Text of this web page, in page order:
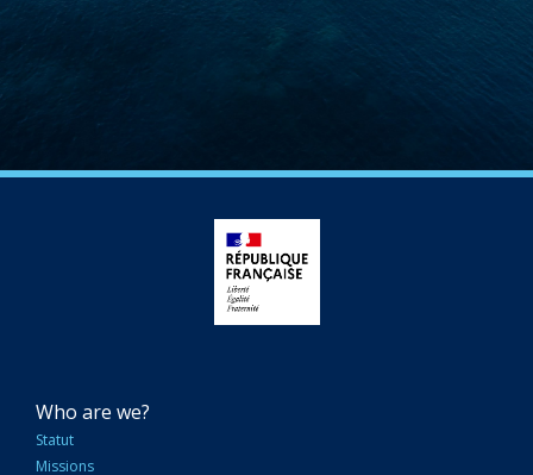
NAVIGATION
PRINCIPALE
Who are we?
Statut
Missions